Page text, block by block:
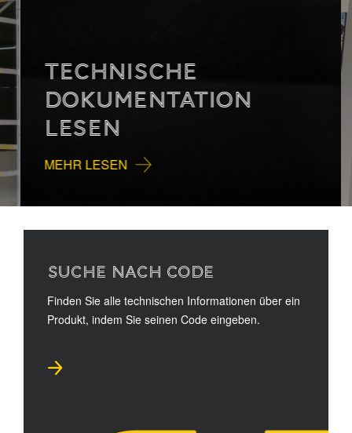
TECHNISCHE
DOKUMENTATION
LESEN
MEHR LESEN
SUCHE NACH CODE
Finden Sie alle technischen Informationen über ein
Produkt, indem Sie seinen Code eingeben.